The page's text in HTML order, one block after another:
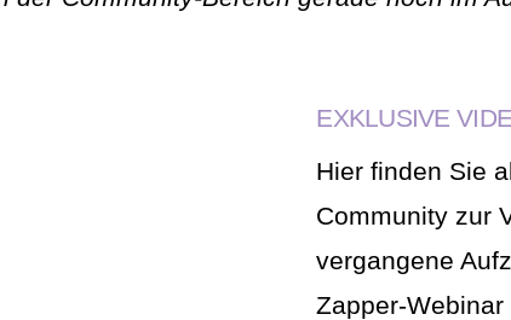
EXKLUSIVE
Hier finden Sie
Community zur
vergangene
Zapper-